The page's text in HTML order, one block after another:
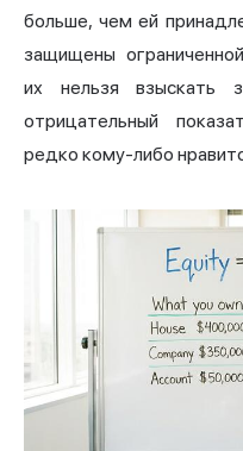
больше, чем ей
защищены
их нельзя взыскать
отрицательный
редко кому-либо